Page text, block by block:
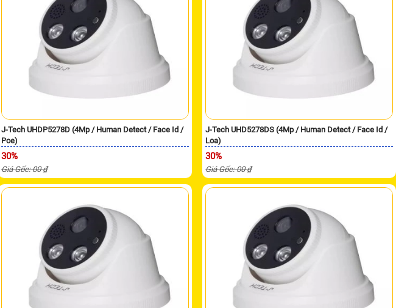
J-Tech UHDP5278D (4Mp / Human Detect / Face Id /
Poe)
30%
Giá Gốc: 00 ₫
J-Tech UHD5278DS (4Mp / Human Detect / Face Id /
Loa)
30%
Giá Gốc: 00 ₫